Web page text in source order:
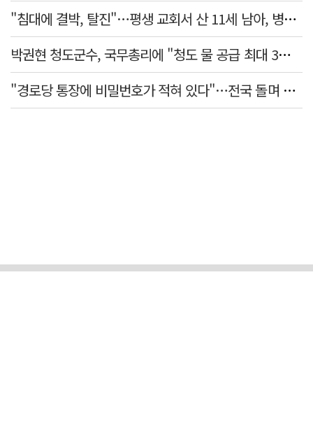
"침대에 결박, 탈진"…평생 교회서 산 11세 남아, 병원 이송 끝 숨져
박권현 청도군수, 국무총리에 "청도 물 공급 최대 3만t 늘려달라"
"경로당 통장에 비밀번호가 적혀 있다"…전국 돌며 경로당 13곳 턴 30대 구속